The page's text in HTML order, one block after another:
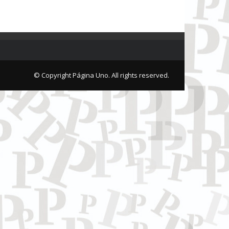
© Copyright Página Uno. All rights reserved.